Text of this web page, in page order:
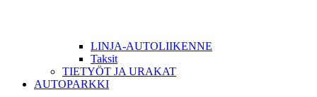
LINJA-AUTOLIIKENNE
Taksit
TIETYÖT JA URAKAT
AUTOPARKKI